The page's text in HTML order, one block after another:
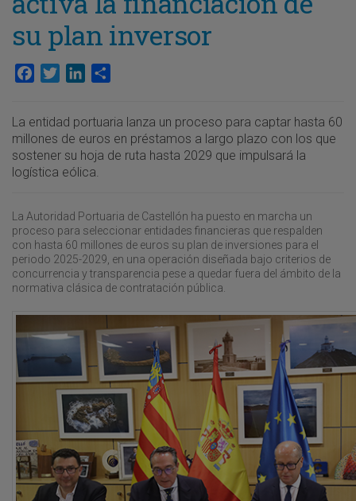
su plan inversor
Facebook
TwitterLinkedIn
La entidad portuaria lanza un proceso para captar hasta 60
millones de euros en préstamos a largo plazo con los que
sostener su hoja de ruta hasta 2029 que impulsará la
logística eólica.
La Autoridad Portuaria de Castellón ha puesto en marcha un
proceso para seleccionar entidades financieras que respalden
con hasta 60 millones de euros su plan de inversiones para el
periodo 2025-2029, en una operación diseñada bajo criterios de
concurrencia y transparencia pese a quedar fuera del ámbito de la
normativa clásica de contratación pública.